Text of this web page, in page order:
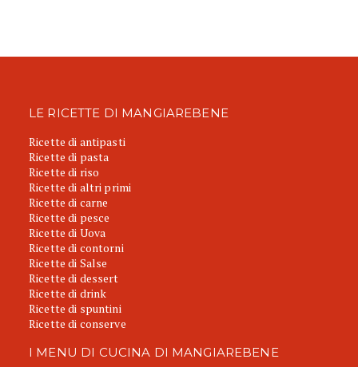
LE RICETTE DI MANGIAREBENE
Ricette di antipasti
Ricette di pasta
Ricette di riso
Ricette di altri primi
Ricette di carne
Ricette di pesce
Ricette di Uova
Ricette di contorni
Ricette di Salse
Ricette di dessert
Ricette di drink
Ricette di spuntini
Ricette di conserve
I MENU DI CUCINA DI MANGIAREBENE